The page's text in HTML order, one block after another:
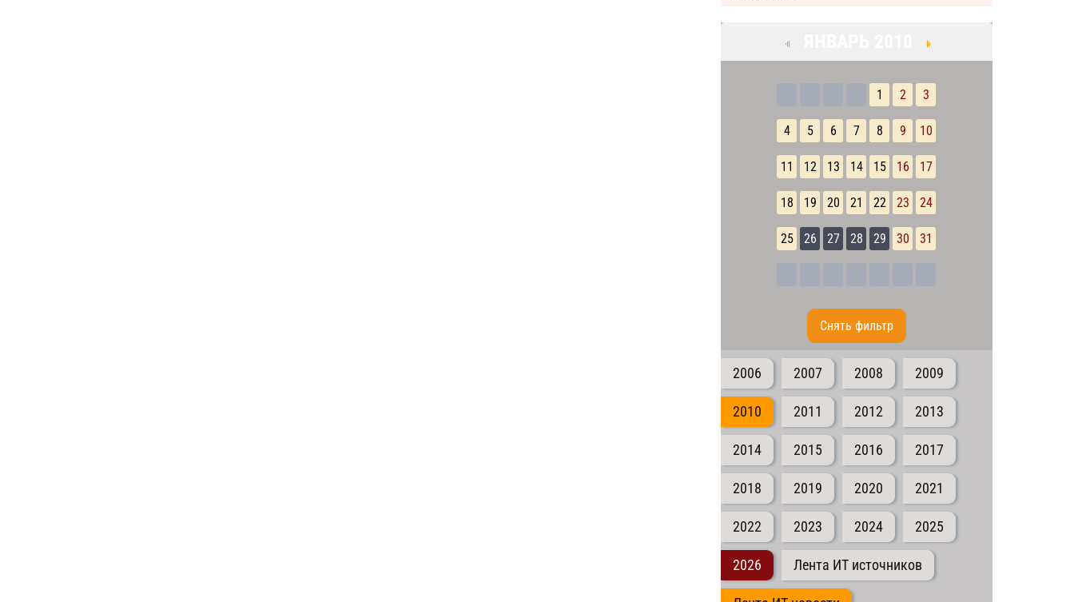
ЯНВАРЬ 2010
1 2 3
4 5 6 7 8 9 10
11 12 13 14 15 16 17
18 19 20 21 22 23 24
25 26 27 28 29 30 31
Cнять фильтр
2006 2007 2008 2009
2010 2011 2012 2013
2014 2015 2016 2017
2018 2019 2020 2021
2022 2023 2024 2025
2026 Лента ИТ источников